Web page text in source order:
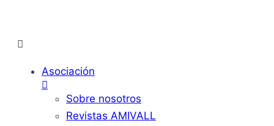
Asociación
Sobre nosotros
Revistas AMIVALL